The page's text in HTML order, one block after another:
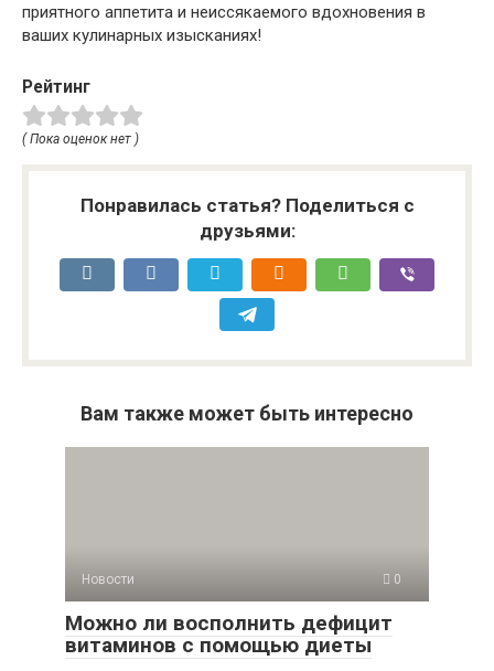
приятного аппетита и неиссякаемого вдохновения в
ваших кулинарных изысканиях!
Рейтинг
( Пока оценок нет )
Понравилась статья? Поделиться с
друзьями:
Вам также может быть интересно
Новости 0
Можно ли восполнить дефицит
витаминов с помощью диеты